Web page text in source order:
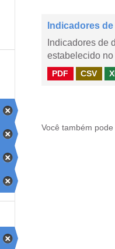
Indicadores
Indicadores de
estabelecido
PDF CSV
Você também